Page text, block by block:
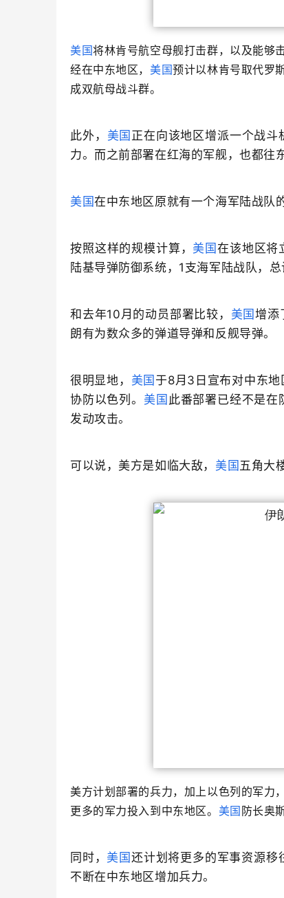
美国将林肯号航空母舰打击群，以及能够
经在中东地区，美国预计以林肯号取代罗
成双航母战斗群。
此外， 美国 正在向该地区增派一个战
力。而之前部署在红海的军舰，也都往
美国在中东地区原就有一个海军陆战队
按照这样的规模计算， 美国在该地区将
陆基导弹防御系统，1支海军陆战队，
和去年10月的动员部署比较， 美国增添
朗有为数众多的弹道导弹和反舰导弹。
很明显地， 美国 于8月3日宣布对中东
协防以色列。 美国 此番部署已经不是在
发动攻击。
可以说，美方是如临大敌， 美国 五角大
美方计划部署的兵力，加上以色列的军力
更多的军力投入到中东地区。 美国 防长奥
同时， 美国还计划将更多的军事资源移
不断在中东地区增加兵力。